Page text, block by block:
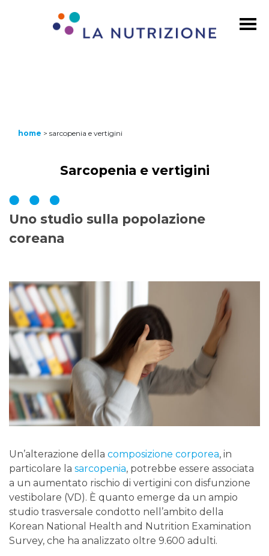
home > sarcopenia e vertigini
Sarcopenia e vertigini
Uno studio sulla popolazione
coreana
Un’alterazione della composizione corporea, in
particolare la sarcopenia, potrebbe essere associata
a un aumentato rischio di vertigini con disfunzione
vestibolare (VD). È quanto emerge da un ampio
studio trasversale condotto nell’ambito della
Korean National Health and Nutrition Examination
Survey, che ha analizzato oltre 9.600 adulti.